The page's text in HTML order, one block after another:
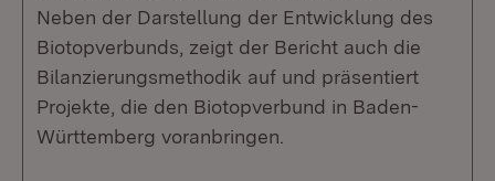
Neben der Darstellung der Entwicklung des
Biotopverbunds, zeigt der Bericht auch die
Bilanzierungsmethodik auf und präsentiert
Projekte, die den Biotopverbund in Baden-
Württemberg voranbringen.